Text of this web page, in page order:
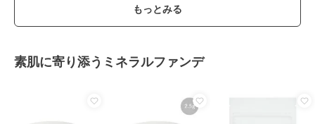
もっとみる
素肌に寄り添うミネラルファンデ